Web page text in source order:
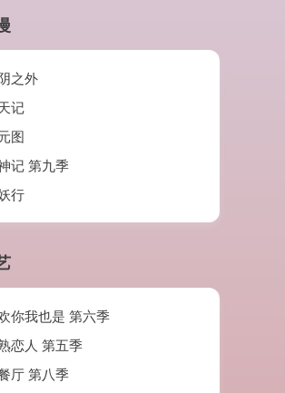
之外
记
图
记 第九季
行
你我也是 第六季
恋人 第五季
厅 第八季